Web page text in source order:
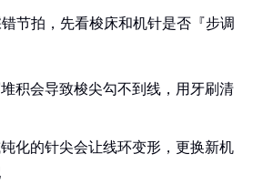
节拍，先看梭床和机针是否『步调
堆积会导致梭尖勾不到线，用牙刷清
钝化的针尖会让线环变形，更换新机